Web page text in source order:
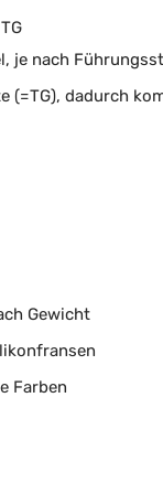
je nach
(=TG), dadurch
Gewicht
Farben